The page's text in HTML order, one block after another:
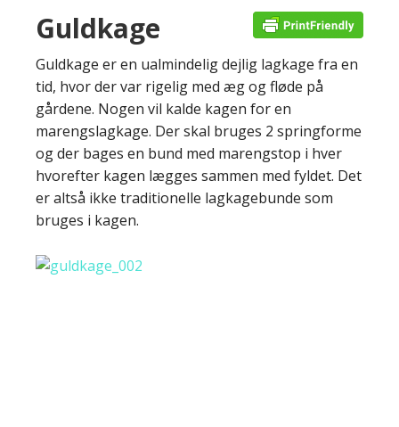
Guldkage
Guldkage er en ualmindelig dejlig lagkage fra en
tid, hvor der var rigelig med æg og fløde på
gårdene. Nogen vil kalde kagen for en
marengslagkage. Der skal bruges 2 springforme
og der bages en bund med marengstop i hver
hvorefter kagen lægges sammen med fyldet. Det
er altså ikke traditionelle lagkagebunde som
bruges i kagen.